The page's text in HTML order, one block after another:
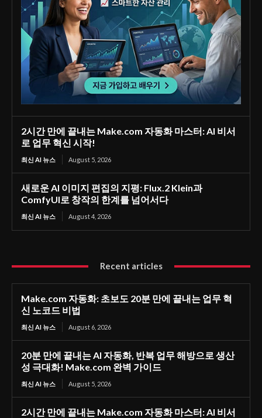
2시간 만에 끝내는 Make.com 자동화 마스터: AI 비서
로 업무 혁신 시작!
최신 AI 뉴스 August 5, 2026
새로운 AI 이미지 편집의 지평: Flux.2 Klein과
ComfyUI로 창작의 한계를 넘어서다
최신 AI 뉴스 August 4, 2026
Recent articles
Make.com 자동화: 초보도 20분 만에 끝내는 업무 혁
신 노코드 비법
최신 AI 뉴스 August 6, 2026
20분 만에 끝내는 AI 자동화, 반복 업무 해방으로 생산
성 극대화! Make.com 완벽 가이드
최신 AI 뉴스 August 5, 2026
2시간 만에 끝내는 Make.com 자동화 마스터: AI 비서